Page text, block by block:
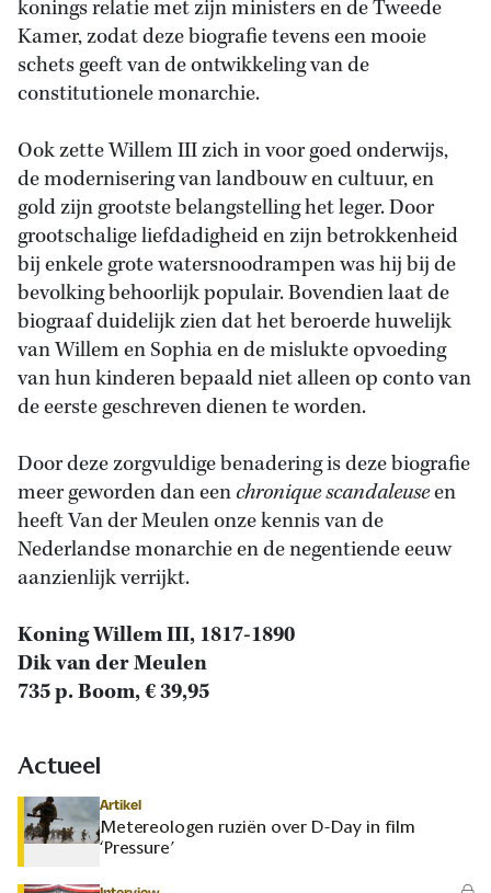
konings relatie met zijn ministers en de Tweede
Kamer, zodat deze biografie tevens een mooie
schets geeft van de ontwikkeling van de
constitutionele monarchie.
Ook zette Willem III zich in voor goed onderwijs,
de modernisering van landbouw en cultuur, en
gold zijn grootste belangstelling het leger. Door
grootschalige liefdadigheid en zijn betrokkenheid
bij enkele grote watersnoodrampen was hij bij de
bevolking behoorlijk populair. Bovendien laat de
biograaf duidelijk zien dat het beroerde huwelijk
van Willem en Sophia en de mislukte opvoeding
van hun kinderen bepaald niet alleen op conto van
de eerste geschreven dienen te worden.
Door deze zorgvuldige benadering is deze biografie
meer geworden dan eenchronique scandaleuseen
heeft Van der Meulen onze kennis van de
Nederlandse monarchie en de negentiende eeuw
aanzienlijk verrijkt.
Koning Willem III, 1817-1890
Dik van der Meulen
735 p. Boom, € 39,95
Actueel
Artikel
Metereologen ruziën over D-Day in film
‘Pressure’